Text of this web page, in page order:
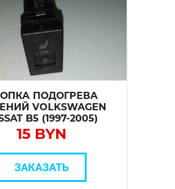
ПОДОГРЕВА
VOLKSWAGEN
B5 (1997-2005)
15 BYN
ЗАКАЗАТЬ